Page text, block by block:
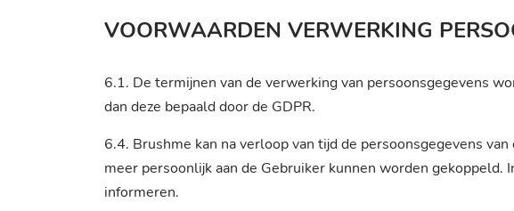
VOORWAARDEN VERWERKING
6.1. De termijnen van de verwerking van persoonsgegevens
dan deze bepaald door de GDPR.
6.4. Brushme kan na verloop van tijd de persoonsgegevens
meer persoonlijk aan de Gebruiker kunnen worden
informeren.